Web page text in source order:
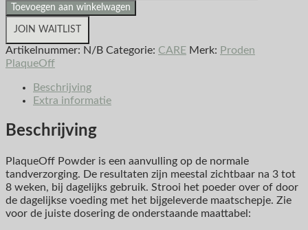
Toevoegen aan winkelwagen
JOIN WAITLIST
Artikelnummer: N/B Categorie: CARE Merk: Proden
PlaqueOff
Beschrijving
Extra informatie
Beschrijving
PlaqueOff Powder is een aanvulling op de normale
tandverzorging. De resultaten zijn meestal zichtbaar na 3 tot
8 weken, bij dagelijks gebruik. Strooi het poeder over of door
de dagelijkse voeding met het bijgeleverde maatschepje. Zie
voor de juiste dosering de onderstaande maattabel: